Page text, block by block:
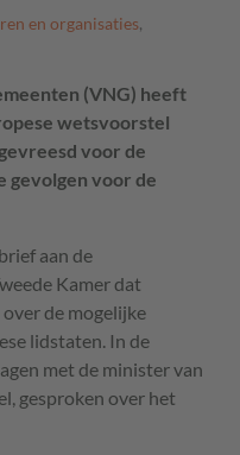
en organisaties,
(VNG) heeft
wetsvoorstel
voor de
gevolgen voor de
aan de
Kamer dat
de mogelijke
lidstaten. In de
met de minister van
gesproken over het